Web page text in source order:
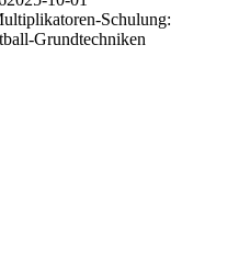
Schulung:
Grundtechniken